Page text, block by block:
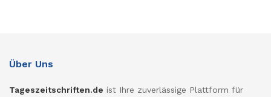
Über Uns
Tageszeitschriften.de ist Ihre zuverlässige Plattform für